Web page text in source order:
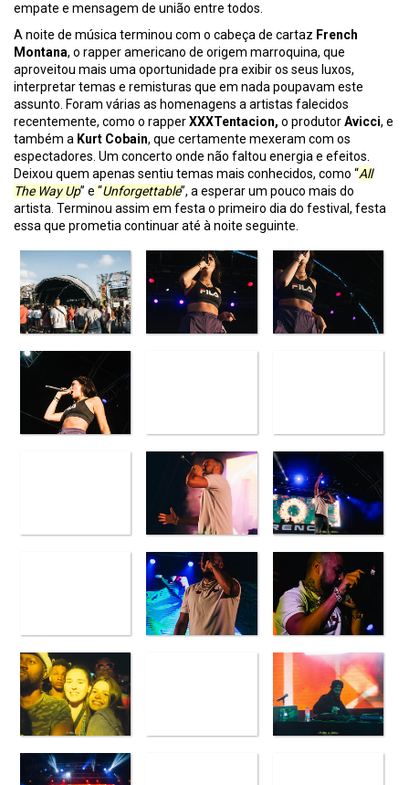
empate e mensagem de união entre todos.
A noite de música terminou com o cabeça de cartaz French
Montana, o rapper americano de origem marroquina, que
aproveitou mais uma oportunidade pra exibir os seus luxos,
interpretar temas e remisturas que em nada poupavam este
assunto. Foram várias as homenagens a artistas falecidos
recentemente, como o rapperXXXTentacion, o produtorAvicci, e
também a Kurt Cobain, que certamente mexeram com os
espectadores. Um concerto onde não faltou energia e efeitos.
Deixou quem apenas sentiu temas mais conhecidos, como “All
The Way Up” e “Unforgettable”, a esperar um pouco mais do
artista. Terminou assim em festa o primeiro dia do festival, festa
essa que prometia continuar até à noite seguinte.